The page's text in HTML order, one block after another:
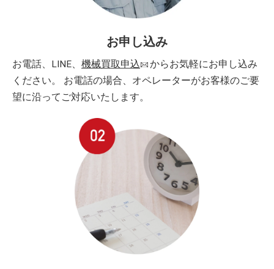
お申し込み
お電話、LINE、 機械買取申込
からお気軽にお申し込み
ください。 お電話の場合、オペレーターがお客様のご要
望に沿ってご対応いたします。